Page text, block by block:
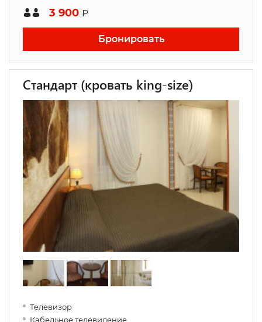
3 900 ₽
Бронировать
Стандарт (кровать king-size)
Телевизор
Кабельное телевидение